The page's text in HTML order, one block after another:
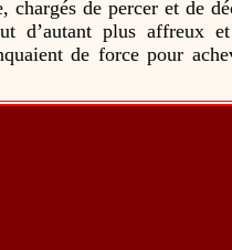
chargés de percer et de
d’autant plus affreux
de force pour